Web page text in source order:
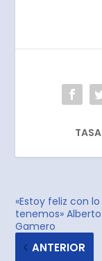
«Estoy feliz con
tenemos» Alberto
Gamero
ANTERIOR